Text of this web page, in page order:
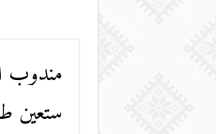
مندوب
ستعين